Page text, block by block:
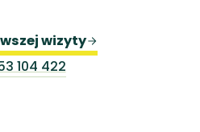
wizyty
104 422